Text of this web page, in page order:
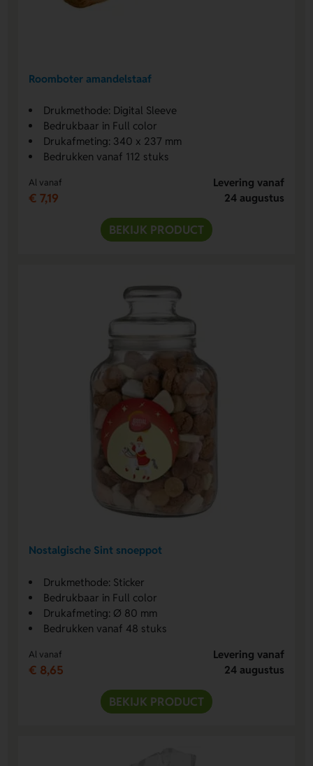
Roomboter amandelstaaf
Drukmethode: Digital Sleeve
Bedrukbaar in Full color
Drukafmeting: 340 x 237 mm
Bedrukken vanaf 112 stuks
Al vanaf
€ 7,19
Levering vanaf
24 augustus
BEKIJK PRODUCT
Nostalgische Sint snoeppot
Drukmethode: Sticker
Bedrukbaar in Full color
Drukafmeting: Ø 80 mm
Bedrukken vanaf 48 stuks
Al vanaf
€ 8,65
Levering vanaf
24 augustus
BEKIJK PRODUCT